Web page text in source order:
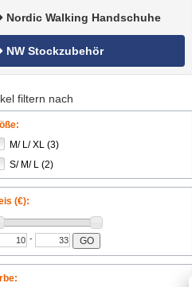
Nordic Walking Handschuhe
NW Stockzubehör
filtern nach
M/ L/ XL (3)
S/ M/ L (2)
(€):
- GO